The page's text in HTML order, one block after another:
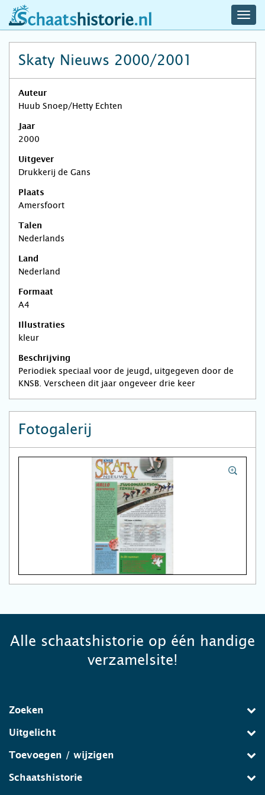
schaatshistorie.nl
Skaty Nieuws 2000/2001
Auteur
Huub Snoep/Hetty Echten
Jaar
2000
Uitgever
Drukkerij de Gans
Plaats
Amersfoort
Talen
Nederlands
Land
Nederland
Formaat
A4
Illustraties
kleur
Beschrijving
Periodiek speciaal voor de jeugd, uitgegeven door de
KNSB. Verscheen dit jaar ongeveer drie keer
Fotogalerij
Alle schaatshistorie op één handige
verzamelsite!
Zoeken
Uitgelicht
Toevoegen / wijzigen
Schaatshistorie